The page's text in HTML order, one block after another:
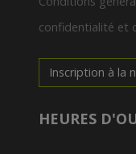
confidentialité et
Inscription à la
HEURES